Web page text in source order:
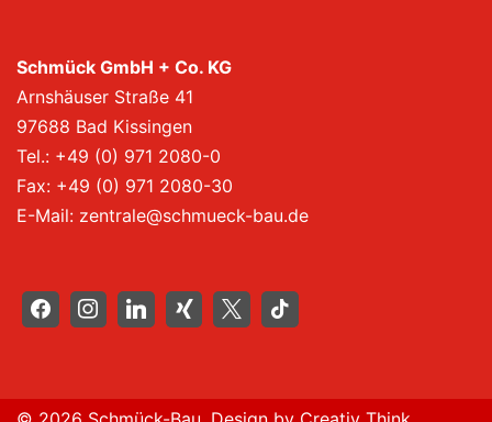
Schmück GmbH + Co. KG
Arnshäuser Straße 41
97688 Bad Kissingen
Tel.: +49 (0) 971 2080-0
Fax: +49 (0) 971 2080-30
E-Mail: zentrale@schmueck-bau.de